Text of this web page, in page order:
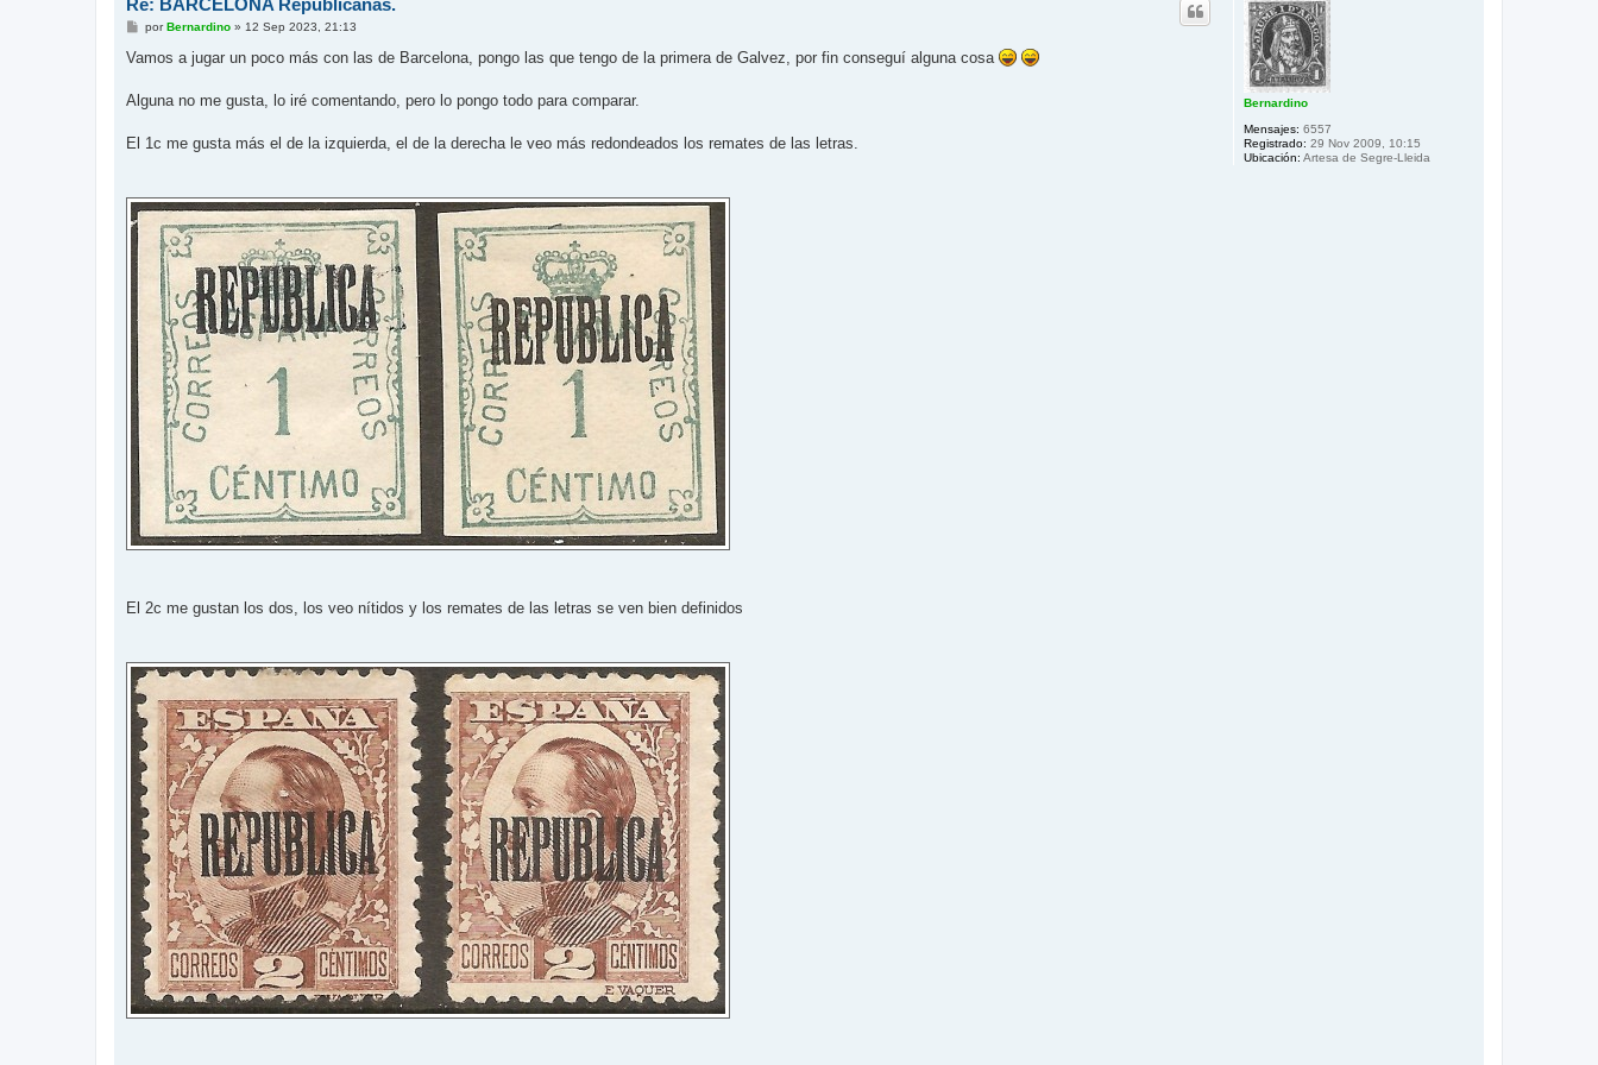
Bernardino
Mensajes: 6557
Registrado: 29 Nov 2009, 10:15
Ubicación: Artesa de Segre-Lleida
M
n
j
e
porBernardino» 12 Sep 2023, 21:13
Vamos a jugar un poco más con las de Barcelona, pongo las que tengo de la primera de Galvez, por fin conseguí alguna cosa
Alguna no me gusta, lo iré comentando, pero lo pongo todo para comparar.
El 1c me gusta más el de la izquierda, el de la derecha le veo más redondeados los remates de las letras.
El 2c me gustan los dos, los veo nítidos y los remates de las letras se ven bien definidos